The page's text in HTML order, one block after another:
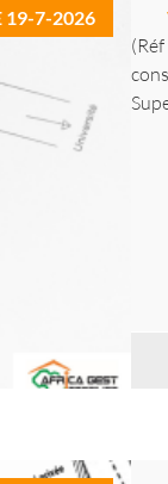
19-7-2026